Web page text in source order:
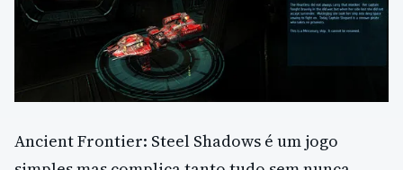
Ancient Frontier: Steel Shadows é um jogo